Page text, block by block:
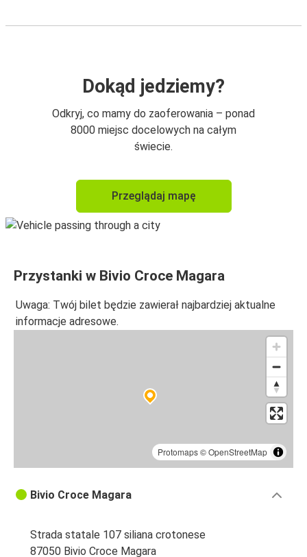
Dokąd jedziemy?
Odkryj, co mamy do zaoferowania – ponad
8000 miejsc docelowych na całym
świecie.
Przeglądaj mapę
Przystanki w Bivio Croce Magara
Uwaga: Twój bilet będzie zawierał najbardziej aktualne
informacje adresowe.
Protomaps©OpenStreetMap
Bivio Croce Magara
Strada statale 107 siliana crotonese
87050 Bivio Croce Magara